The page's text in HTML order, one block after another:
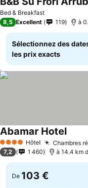
Bed & Breakfast
8,5 Excellent 119 à
Sélectionnez des
les prix exacts
4 Étoiles Hôtel Chambres
Abamar Hotel
7,2 1 460 à 14.4 km
De 103 €